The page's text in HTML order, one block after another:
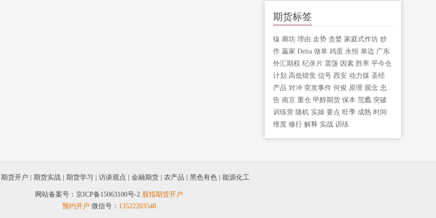
期货标签
镍 廊坊 理由 走势 贪婪 家庭式作坊 炒
作 贏家 Delta 做单 鸡蛋 永恒 单边 广东
外汇期权 纪录片 震荡 因素 胜率 平今仓
计划 高低错觉 信号 西安 动力煤 圣经
产品 对冲 突发事件 何俊 原理 观念 忠
告 南京 重仓 甲醇期货 保本 范蠡 突破
训练营 随机 实操 要点 旺季 成熟 时间
维度 修行 解释 实战 训练
期货开户 期货实战 期货学习 访谈观点 金融期货 农产品 黑色有色 能源化工
网站备案号： 京ICP备15063100号-2 股指期货开户
预约开户 微信号： 13522203548